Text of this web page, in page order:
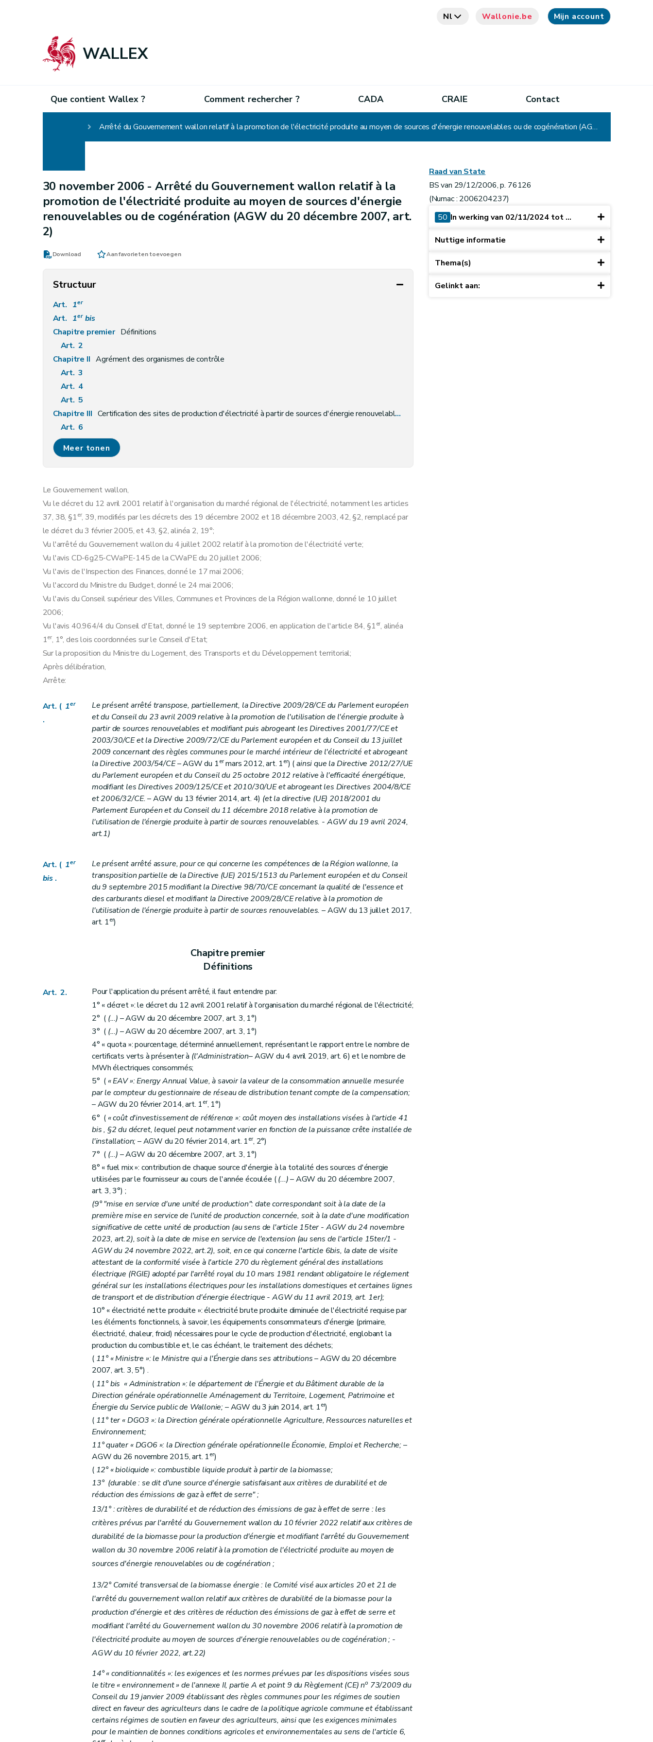
Nl Wallonie.be Mijn account
WALLEX
Que contient Wallex ? Comment rechercher ? CADA CRAIE Contact
Arrêté du Gouvernement wallon relatif à la promotion de l'électricité produite au moyen de sources d'énergie renouvelables ou de cogénération (AGW du 20 décembre 2007, art. 2)
30 november 2006 -Arrêté du Gouvernement wallon relatif à la
promotion de l'électricité produite au moyen de sources d'énergie
renouvelables ou de cogénération (AGW du 20 décembre 2007, art.
2)
Download Aan favorieten toevoegen
Structuur
Art. 1er
Art. 1er bis
Chapitre premier Définitions
Art. 2
Chapitre II Agrément des organismes de contrôle
Art. 3
Art. 4
Art. 5
Chapitre III Certification des sites de production d'électricité à partir de sources d'énergie renouvelables et/ou de cogénération
Art. 6
Art.6bis
Art. 7
Chapitre IV (Conditions et procédure d'octroi et de suspension des garanties d'origine et des certificats verts. - AGW du 16 mai 2024, art.5)
Section première (Procédure d'octroi des garanties d'origine et des certificats verts. - AGW du 16 mai 2024, art.6)
Art. 10
Art. 11
Art. 12
Art. 13
Art. 14
Section premièrebis Conditions d'octroi et validité des certificats verts
Art. 15
Art. 15ter
Art. 15ter/1
Art. 15ter/2
Art.15
15 sexies
15 septies
Art.15octies
15 decies
Art. 16
Art. 17
Art.17/1
Art.17/2
Art.17/3
Art.17/4
Art.17/5
Art. 17/7
Art.17/8
Sectionpremièreter Conditions d'octroi et validité des labels de garantie d'origine– AGW du 20 décembre 2007, art. 17)
17bis
Procédure de suspension de l'octroi des labels de garantie d'origine et des certificats verts
Conditions et procédures d'octroi et de suspension du soutien à la production pour les installations de production d'électricité à partir de panneaux solaires photovoltaïques d'une puissance inférieure ou égale à 10 kW
quater
quinquies
sexies
IVter
Comité transversal de la biomasse
septies
octies
Chapitre V Banque de données, marché des labels de garantie d'origine et marché des certificats verts
Chapitre VI Utilisation des certificats verts et des labels de garantie d'origine
Section première Utilisation de certificats verts
Art. 25
Art. 26
Section 2 Utilisation des labels de garantie d'origine
Art. 27
Art. 28
Section 3
Rapports annuels
Art. 29
Chapitre VII Sanctions
Chapitre VIII Dispositions finales
bis
ter
quater
quinquies
31 sexies
Annexe 1er
Annexe 12
Annexe 13
Annexe 14
Meer tonen
Le Gouvernement wallon,
Vu le décret du 12 avril 2001 relatif à l'organisation du marché régional de l'électricité, notamment les articles
37, 38, §1er, 39, modifiés par les décrets des 19 décembre 2002 et 18 décembre 2003, 42, §2, remplacé par
le décret du 3 février 2005, et 43, §2, alinéa 2, 19°;
Vu l'arrêté du Gouvernement wallon du 4 juillet 2002 relatif à la promotion de l'électricité verte;
Vu l'avis CD-6g25-CWaPE-145 de la CWaPE du 20 juillet 2006;
Vu l'avis de l'Inspection des Finances, donné le 17 mai 2006;
Vu l'accord du Ministre du Budget, donné le 24 mai 2006;
Vu l'avis du Conseil supérieur des Villes, Communes et Provinces de la Région wallonne, donné le 10 juillet
2006;
Vu l'avis 40.964/4 du Conseil d'Etat, donné le 19 septembre 2006, en application de l'article 84, §1er, alinéa
1er, 1°, des lois coordonnées sur le Conseil d'Etat;
Sur la proposition du Ministre du Logement, des Transports et du Développement territorial;
Après délibération,
Arrête:
Art. ( 1er
.
Le présent arrêté transpose, partiellement, la Directive 2009/28/CE du Parlement européen
et du Conseil du 23 avril 2009 relative à la promotion de l'utilisation de l'énergie produite à
partir de sources renouvelables et modifiant puis abrogeant les Directives 2001/77/CE et
2003/30/CE et la Directive 2009/72/CE du Parlement européen et du Conseil du 13 juillet
2009 concernant des règles communes pour le marché intérieur de l'électricité et abrogeant
la Directive 2003/54/CE– AGW du 1ermars 2012, art. 1er) (ainsi que la Directive 2012/27/UE
du Parlement européen et du Conseil du 25 octobre 2012 relative à l'efficacité énergétique,
modifiant les Directives 2009/125/CE et 2010/30/UE et abrogeant les Directives 2004/8/CE
et 2006/32/CE.– AGW du 13 février 2014, art. 4) (et la directive (UE) 2018/2001 du
Parlement Européen et du Conseil du 11 décembre 2018 relative à la promotion de
l'utilisation de l'énergie produite à partir de sources renouvelables. - AGW du 19 avril 2024,
art.1)
Art. ( 1er
bis .
Le présent arrêté assure, pour ce qui concerne les compétences de la Région wallonne, la
transposition partielle de la Directive (UE) 2015/1513 du Parlement européen et du Conseil
du 9 septembre 2015 modifiant la Directive 98/70/CE concernant la qualité de l'essence et
des carburants diesel et modifiant la Directive 2009/28/CE relative à la promotion de
l'utilisation de l'énergie produite à partir de sources renouvelables. – AGW du 13 juillet 2017,
art. 1er)
Chapitre premier
Définitions
Art. 2.
Pour l'application du présent arrêté, il faut entendre par:
1° « décret »: le décret du 12 avril 2001 relatif à l'organisation du marché régional de l'électricité;
2° ( (...) – AGW du 20 décembre 2007, art. 3, 1°)
3° ( (...) – AGW du 20 décembre 2007, art. 3, 1°)
4° « quota »: pourcentage, déterminé annuellement, représentant le rapport entre le nombre de
certificats verts à présenter à (l'Administration– AGW du 4 avril 2019, art. 6) et le nombre de
MWh électriques consommés;
5° ( « EAV »: Energy Annual Value, à savoir la valeur de la consommation annuelle mesurée
par le compteur du gestionnaire de réseau de distribution tenant compte de la compensation;
– AGW du 20 février 2014, art. 1er, 1°)
6° ( « coût d'investissement de référence »: coût moyen des installations visées à l'article 41
bis, §2 du décret, lequel peut notamment varier en fonction de la puissance crête installée de
l'installation;– AGW du 20 février 2014, art. 1er, 2°)
7° ( (...) – AGW du 20 décembre 2007, art. 3, 1°)
8° « fuel mix »: contribution de chaque source d'énergie à la totalité des sources d'énergie
utilisées par le fournisseur au cours de l'année écoulée ((...)– AGW du 20 décembre 2007,
art. 3, 3°) ;
(9° "mise en service d'une unité de production": date correspondant soit à la date de la
première mise en service de l'unité de production concernée, soit à la date d'une modification
significative de cette unité de production (au sens de l'article 15ter - AGW du 24 novembre
2023, art.2), soit à la date de mise en service de l'extension (au sens de l'article 15ter/1 -
AGW du 24 novembre 2022, art.2), soit, en ce qui concerne l'article 6bis, la date de visite
attestant de la conformité visée à l'article 270 du règlement général des installations
électrique (RGIE) adopté par l'arrêté royal du 10 mars 1981 rendant obligatoire le réglement
général sur les installations électriques pour les installations domestiques et certaines lignes
de transport et de distribution d'énergie électrique - AGW du 11 avril 2019, art. 1er);
10° « électricité nette produite »: électricité brute produite diminuée de l'électricité requise par
les éléments fonctionnels, à savoir, les équipements consommateurs d'énergie (primaire,
électricité, chaleur, froid) nécessaires pour le cycle de production d'électricité, englobant la
production du combustible et, le cas échéant, le traitement des déchets;
( 11° « Ministre »: le Ministre qui a l'Énergie dans ses attributions– AGW du 20 décembre
2007, art. 3, 5°) .
( 11°bis « Administration »: le département de l'Énergie et du Bâtiment durable de la
Direction générale opérationnelle Aménagement du Territoire, Logement, Patrimoine et
Énergie du Service public de Wallonie;– AGW du 3 juin 2014, art. 1er)
( 11°ter « DGO3 »: la Direction générale opérationnelle Agriculture, Ressources naturelles et
Environnement;
11°quater « DGO6 »: la Direction générale opérationnelle Économie, Emploi et Recherche;–
AGW du 26 novembre 2015, art. 1er)
( 12° « bioliquide »: combustible liquide produit à partir de la biomasse;
13° (durable : se dit d'une source d'énergie satisfaisant aux critères de durabilité et de
réduction des émissions de gaz à effet de serre" ;
13/1° : critères de durabilité et de réduction des émissions de gaz à effet de serre : les
critères prévus par l'arrêté du Gouvernement wallon du 10 février 2022 relatif aux critères de
durabilité de la biomasse pour la production d'énergie et modifiant l'arrêté du Gouvernement
wallon du 30 novembre 2006 relatif à la promotion de l'électricité produite au moyen de
sources d'énergie renouvelables ou de cogénération ;
13/2° Comité transversal de la biomasse énergie : le Comité visé aux articles 20 et 21 de
l'arrêté du gouvernement wallon relatif aux critères de durabilité de la biomasse pour la
production d'énergie et des critères de réduction des émissions de gaz à effet de serre et
modifiant l'arrêté du Gouvernement wallon du 30 novembre 2006 relatif à la promotion de
l'électricité produite au moyen de sources d'énergie renouvelables ou de cogénération ; -
AGW du 10 février 2022, art.22)
14° « conditionnalités »: les exigences et les normes prévues par les dispositions visées sous
le titre « environnement » de l'annexe II, partie A et point 9 du Règlement (CE) no 73/2009 du
Conseil du 19 janvier 2009 établissant des règles communes pour les régimes de soutien
direct en faveur des agriculteurs dans le cadre de la politique agricole commune et établissant
certains régimes de soutien en faveur des agriculteurs, ainsi que les exigences minimales
pour le maintien de bonnes conditions agricoles et environnementales au sens de l'article 6,
Raad van State
BS van 29/12/2006, p. 76126
(Numac : 2006204237)
50 In werking van 02/11/2024 tot ...
Nuttige informatie
Thema(s)
Gelinkt aan: